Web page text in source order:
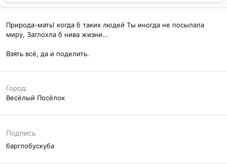
Природа-мать! когда б таких людей Ты иногда не посылала
миру, Заглохла б нива жизни...
Взять всё, да и поделить.
Город
Весёлый Посёлок
Подпись
барглобускуба